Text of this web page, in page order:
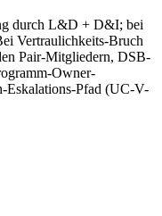
durch L&D + D&I; bei
Vertraulichkeits-Bruch
Pair-Mitgliedern, DSB-
Owner-
Eskalations-Pfad (UC-V-